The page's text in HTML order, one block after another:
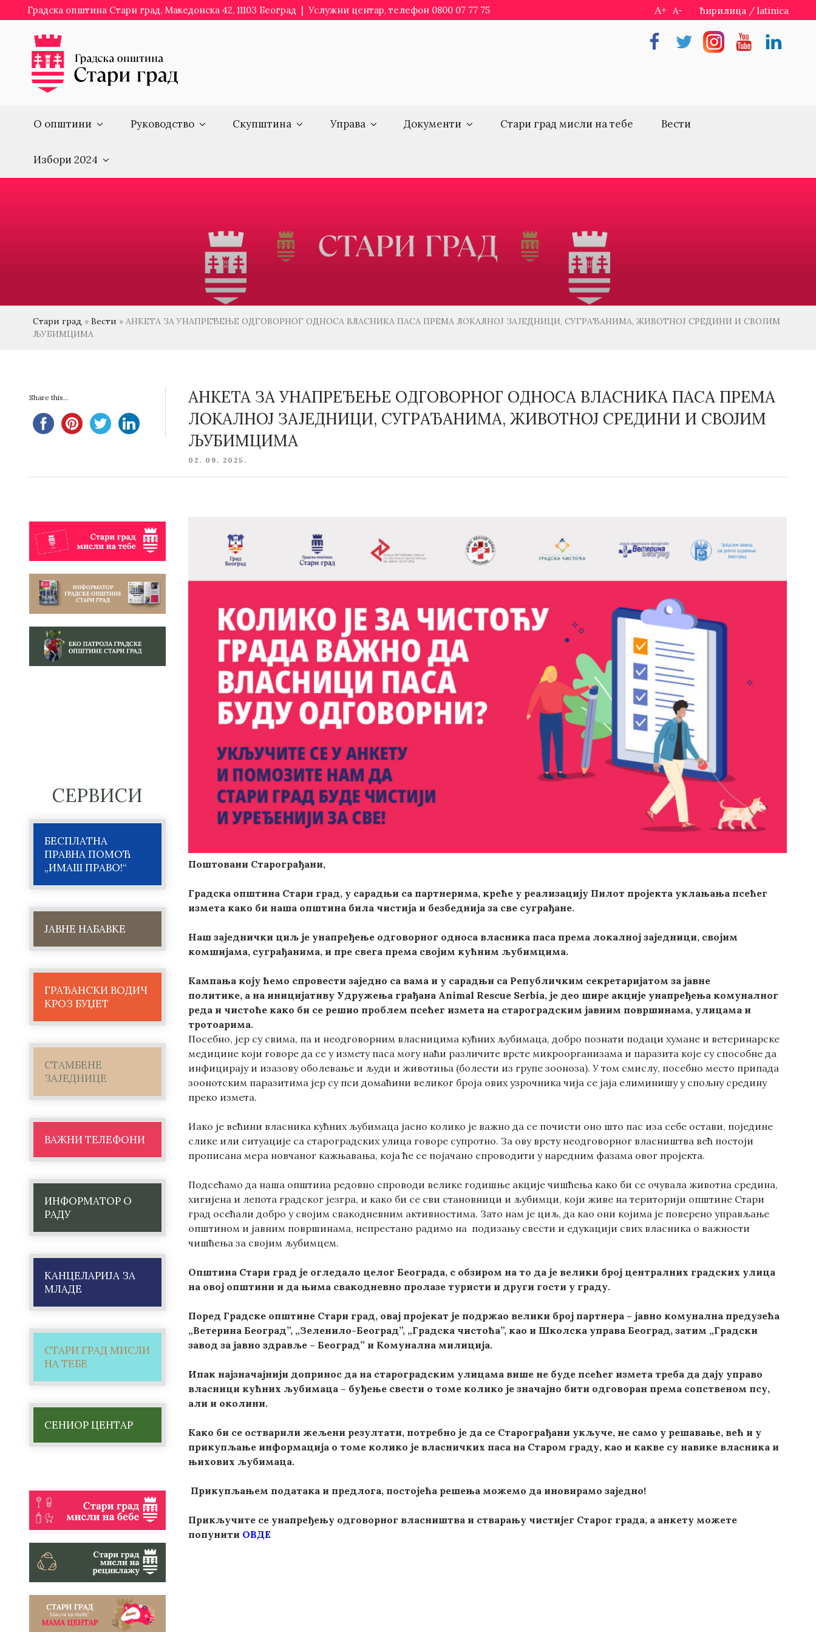
to
content
Градска општина Стари град, Македонска 42, 11103 Београд | Услужни центар, телефон 0800 07 77 75 A+ A- ћирилица / latinica
FacebookTwitterInstragramYoutubeLinkedin
О општини Руководство Скупштина Управа Документи Стари град мисли на тебе Вести
Избори 2024
Стари град » Вести » AНКЕТА ЗА УНАПРЕЂЕЊЕ ОДГОВОРНОГ ОДНОСА ВЛАСНИКА ПАСА ПРЕМА ЛОКАЛНОЈ ЗАЈЕДНИЦИ, СУГРАЂАНИМА, ЖИВОТНОЈ СРЕДИНИ И СВОЈИМ
ЉУБИМЦИМА
Share this...
AНКЕТА ЗА УНАПРЕЂЕЊЕ ОДГОВОРНОГ ОДНОСА ВЛАСНИКА ПАСА ПРЕМА
ЛОКАЛНОЈ ЗАЈЕДНИЦИ, СУГРАЂАНИМА, ЖИВОТНОЈ СРЕДИНИ И СВОЈИМ
ЉУБИМЦИМА
POSTED
02. 09. 2025.
СЕРВИСИ
БЕСПЛАТНА
ПРАВНА ПОМОЋ
„ИМАШ ПРАВО!“
ЈАВНЕ НАБАВКЕ
ГРАЂАНСКИ ВОДИЧ
КРОЗ БУЏЕТ
СТАМБЕНЕ
ЗАЈЕДНИЦЕ
ВАЖНИ ТЕЛЕФОНИ
ИНФОРМАТОР О
РАДУ
КАНЦЕЛАРИЈА ЗА
МЛАДЕ
СТАРИ ГРАД МИСЛИ
НА ТЕБЕ
СЕНИОР ЦЕНТАР
Поштовани Старограђани,
Градска општина Стари град, у сарадњи са партнерима, креће у реализацију Пилот пројекта уклањањa псећег
измета како би наша општина била чистија и безбеднија за све суграђане.
Наш заједнички циљ је унапређење одговорног односа власника паса према локалној заједници, својим
комшијама, суграђанима, и пре свега према својим кућним љубимцима.
Кампања коју ћемо спровести заједно са вама и у сарадњи са Републичким секретаријатом за јавне
политике, а на иницијативу Удружења грађана Animal Rescue Serbia, је део шире акције унапређења комуналног
реда и чистоће како би се решио проблем псећег измета на староградским јавним површинама, улицама и
тротоарима.
Посебно, јер су свима, па и неодговорним власницима кућних љубимаца, добро познати подаци хумане и ветеринарске
медицине који говоре да се у измету паса могу наћи различите врсте микроорганизама и паразита које су способне да
инфицирају и изазову оболевање и људи и животиња (болести из групе зооноза). У том смислу, посебно место припада
зоонотским паразитима јер су пси домаћини великог броја ових узрочника чија се јаја елиминишу у спољну средину
преко измета.
Иако је већини власника кућних љубимаца јасно колико је важно да се почисти оно што пас иза себе остави, поједине
слике или ситуације са староградских улица говоре супротно. За ову врсту неодговорног власништва већ постоји
прописана мера новчаног кажњавања, која ће се појачано спроводити у наредним фазама овог пројекта.
Подсећамо да наша општина редовно спроводи велике годишње акције чишћења како би се очувала животна средина,
хигијена и лепота градског језгра, и како би се сви становници и љубимци, који живе на територији општине Стари
град осећали добро у својим свакодневним активностима. Зато нам је циљ, да као они којима је поверено управљање
општином и јавним површинама, непрестано радимо на подизању свести и едукацији свих власника о важности
чишћења за својим љубимцем.
Општина Стари град је огледало целог Београда, с обзиром на то да је велики број централних градских улица
на овој општини и да њима свакодневно пролазе туристи и други гости у граду.
Поред Градске општине Стари град, овај пројекат је подржао велики број партнера – jавно комунална предузећа
„Ветерина Београд”, „Зеленило-Београд”, „Градска чистоћа”, као и Школска управа Београд, затим „Градски
завод за јавно здравље – Београд” и Комунална милиција.
Ипак најзначајнији допринос да на староградским улицама више не буде псећег измета треба да дају управо
власници кућних љубимаца – буђење свести о томе колико је значајно бити одговоран према сопственом псу,
али и околини.
Како би се остварили жељени резултати, потребно је да се Старограђани укључе, не само у решавање, већ и у
прикупљање информација о томе колико је власничких паса на Старом граду, као и какве су навике власника и
њихових љубимаца.
Прикупљањем података и предлога, постојећа решења можемо да иновирамо заједно!
Прикључите се унапређењу одговорног власништва и стварању чистијег Старог града, а анкету можете
попунити ОВДЕ